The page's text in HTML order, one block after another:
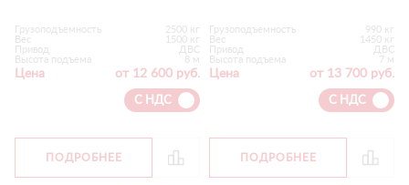
Грузоподъемность
2500 кг
Вес
1500 кг
Привод
ДВС
Высота подъема
8 м
Цена от 12 600 руб.
С НДС
ПОДРОБНЕЕ
Грузоподъемность
990 кг
Вес
1450 кг
Привод
ДВС
Высота подъема
7 м
Цена от 13 700 руб.
С НДС
ПОДРОБНЕЕ